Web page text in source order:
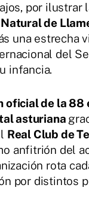
por ilustrar
Natural de
una estrecha
del
infancia.
oficial de la 88
asturiana
Real Club de
anfitrión del
rota
por distintos